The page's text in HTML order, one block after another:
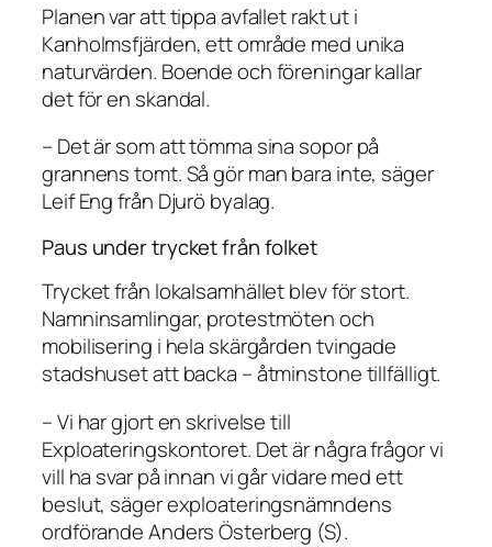
Planen var att tippa avfallet rakt ut i
Kanholmsfjärden, ett område med unika
naturvärden. Boende och föreningar kallar
det för en skandal.
– Det är som att tömma sina sopor på
grannens tomt. Så gör man bara inte, säger
Leif Eng från Djurö byalag.
Paus under trycket från folket
Trycket från lokalsamhället blev för stort.
Namninsamlingar, protestmöten och
mobilisering i hela skärgården tvingade
stadshuset att backa – åtminstone tillfälligt.
– Vi har gjort en skrivelse till
Exploateringskontoret. Det är några frågor vi
vill ha svar på innan vi går vidare med ett
beslut, säger exploateringsnämndens
ordförande Anders Österberg (S).